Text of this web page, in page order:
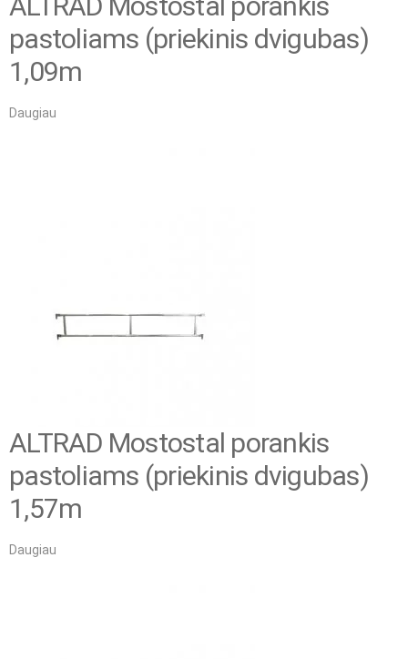
pastoliams (priekinis dvigubas)
1,09m
Daugiau
ALTRAD Mostostal porankis
pastoliams (priekinis dvigubas)
1,57m
Daugiau